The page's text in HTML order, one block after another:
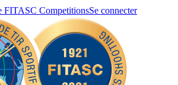
FITASC CompetitionsSe connecter